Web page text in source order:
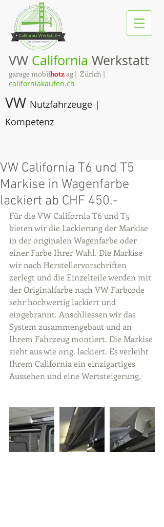
VW California Werkstatt
garage mobilhotzag | Zürich |
californiakaufen.ch
VW Nutzfahrzeuge |
Kompetenz
VW California T6 und T5
Markise in Wagenfarbe
lackiert ab CHF 450.-
Für die VW California T6 und T5
bieten wir die Lackierung der Markise
in der originalen Wagenfarbe oder
einer Farbe Ihrer Wahl. Die Markise
wir nach Herstellervorschriften
zerlegt und die Einzelteile werden mit
der Originalfarbe nach VW Farbcode
sehr hochwertig lackiert und
eingebrannt. Anschliessen wir das
System zusammengebaut und an
Ihrem Fahrzeug montiert. Die Markise
sieht aus wie orig. lackiert. Es verleiht
Ihrem California ein einzigartiges
Aussehen und eine Wertsteigerung.